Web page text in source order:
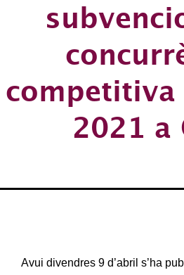
competitiva
2021 a
Avui divendres 9 d’abril s’ha